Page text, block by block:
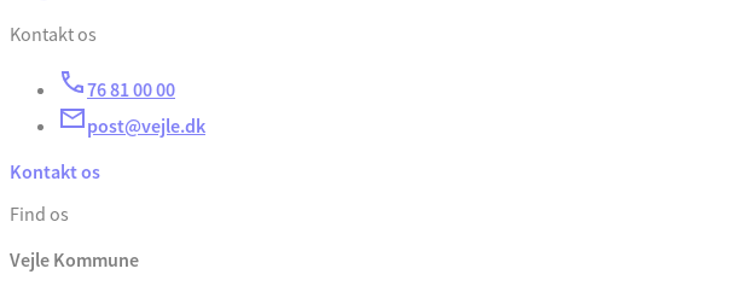
Kontakt os
76 81 00 00
post@vejle.dk
Kontakt os
Find os
Vejle Kommune